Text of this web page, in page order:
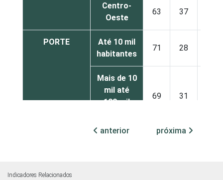
Centro-
Oeste
63 37
PORTE
Até 10 mil
habitantes
71 28
Mais de 10
mil até
100 mil
69 31
anterior próxima
Indicadores Relacionados